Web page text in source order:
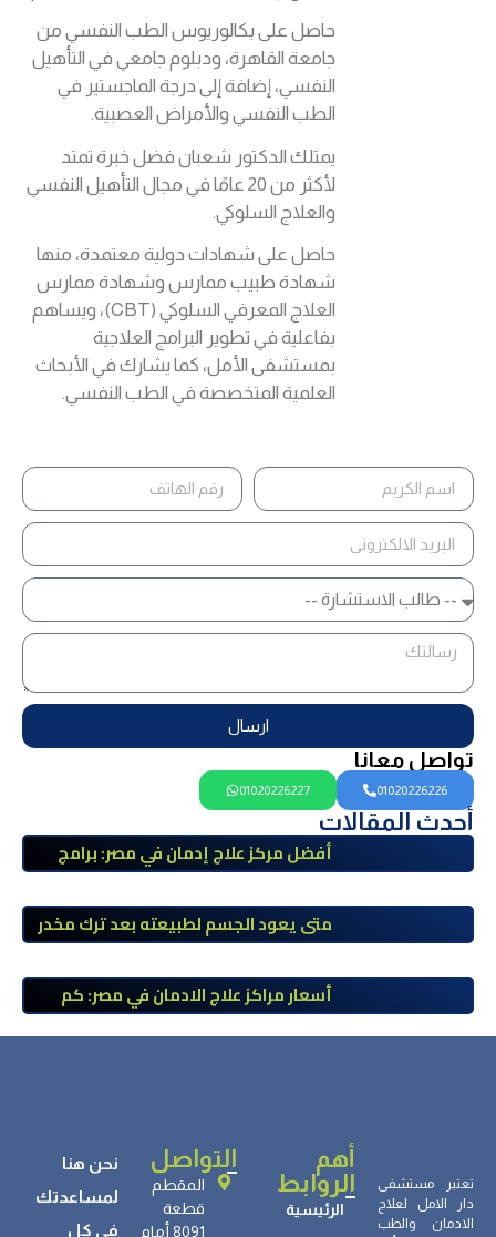
حاصل على بكالوريوس الطب النفسي من
جامعة القاهرة، ودبلوم جامعي في التأهيل
النفسي، إضافة إلى درجة الماجستير في
الطب النفسي والأمراض العصبية.
يمتلك الدكتور شعبان فضل خبرة تمتد
لأكثر من 20 عامًا في مجال التأهيل النفسي
والعلاج السلوكي.
حاصل على شهادات دولية معتمدة، منها
شهادة طبيب ممارس وشهادة ممارس
العلاج المعرفي السلوكي (CBT)، ويساهم
بفاعلية في تطوير البرامج العلاجية
بمستشفى الأمل، كما يشارك في الأبحاث
العلمية المتخصصة في الطب النفسي.
ارسال
تواصل معانا
01020226226
01020226227
أحدث المقالات
أفضل مركز علاج إدمان في مصر: برامج
طبي
متى يعود الجسم لطبيعته بعد ترك مخدر
أسعار مراكز علاج الادمان في مصر: كم
تبلغ التكلفة وما الذي يشمله سعر
تعتبر مستشفى
دار الامل لعلاج
الادمان والطب
أهم
الروابط
الرئيسية
التواصل
المقطم
قطعة
8091 أمام
نحن هنا
لمساعدتك
في كل